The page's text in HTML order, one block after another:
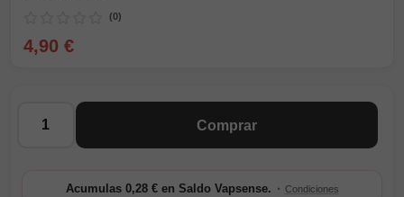
(0)
4,90 €
Comprar
Acumulas 0,28 € en Saldo Vapsense. · Condiciones